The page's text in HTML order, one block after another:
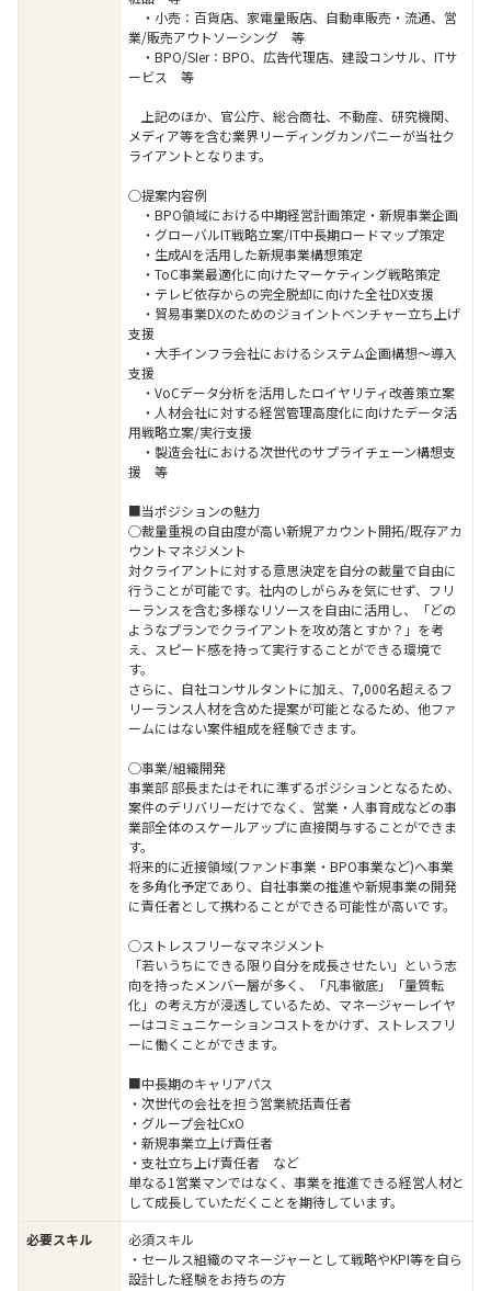
・小売：百貨店、家電量販店、自動車販売・流通、営
業/販売アウトソーシング 等
・BPO/SIer：BPO、広告代理店、建設コンサル、ITサ
ービス 等
上記のほか、官公庁、総合商社、不動産、研究機関、
メディア等を含む業界リーディングカンパニーが当社ク
ライアントとなります。
◯提案内容例
・BPO領域における中期経営計画策定・新規事業企画
・グローバルIT戦略立案/IT中長期ロードマップ策定
・生成AIを活用した新規事業構想策定
・ToC事業最適化に向けたマーケティング戦略策定
・テレビ依存からの完全脱却に向けた全社DX支援
・貿易事業DXのためのジョイントベンチャー立ち上げ
支援
・大手インフラ会社におけるシステム企画構想～導入
支援
・VoCデータ分析を活用したロイヤリティ改善策立案
・人材会社に対する経営管理高度化に向けたデータ活
用戦略立案/実行支援
・製造会社における次世代のサプライチェーン構想支
援 等
■当ポジションの魅力
◯裁量重視の自由度が高い新規アカウント開拓/既存アカ
ウントマネジメント
対クライアントに対する意思決定を自分の裁量で自由に
行うことが可能です。社内のしがらみを気にせず、フリ
ーランスを含む多様なリソースを自由に活用し、「どの
ようなプランでクライアントを攻め落とすか？」を考
え、スピード感を持って実行することができる環境で
す。
さらに、自社コンサルタントに加え、7,000名超えるフ
リーランス人材を含めた提案が可能となるため、他ファ
ームにはない案件組成を経験できます。
◯事業/組織開発
事業部 部長またはそれに準ずるポジションとなるため、
案件のデリバリーだけでなく、営業・人事育成などの事
業部全体のスケールアップに直接関与することができま
す。
将来的に近接領域(ファンド事業・BPO事業など)へ事業
を多角化予定であり、自社事業の推進や新規事業の開発
に責任者として携わることができる可能性が高いです。
◯ストレスフリーなマネジメント
「若いうちにできる限り自分を成長させたい」という志
向を持ったメンバー層が多く、「凡事徹底」「量質転
化」の考え方が浸透しているため、マネージャーレイヤ
ーはコミュニケーションコストをかけず、ストレスフリ
ーに働くことができます。
■中長期のキャリアパス
・次世代の会社を担う営業統括責任者
・グループ会社CxO
・新規事業立上げ責任者
・支社立ち上げ責任者 など
単なる1営業マンではなく、事業を推進できる経営人材と
して成長していただくことを期待しています。
必要スキル
必須スキル
・セールス組織のマネージャーとして戦略やKPI等を自ら
設計した経験をお持ちの方